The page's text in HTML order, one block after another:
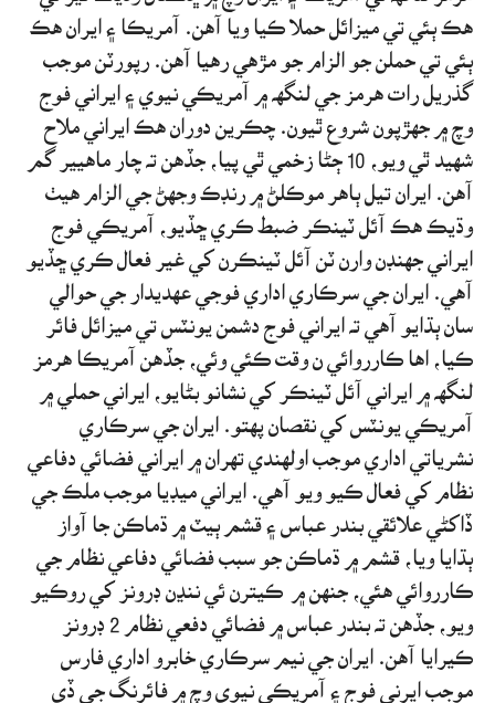
هڪ ٻئي تي ميزائل حملا ڪيا ويا آهن. آمريڪا ۽ ايران هڪ
ٻئي تي حملن جو الزام جو مڙهي رهيا آهن. رپورٽن موجب
گذريل رات هرمز جي لنگهه ۾ آمريڪي نيوي ۽ ايراني فوج
وچ ۾ جهڙپون شروع ٿيون. چڪرين دوران هڪ ايراني ملاح
شهيد ٿي ويو، 10 ڄڻا زخمي ٿي پيا، جڏهن ته چار ماهيير گم
آهن. ايران تيل ٻاهر موڪلڻ ۾ رنڊڪ وجهڻ جي الزام هيٺ
وڌيڪ هڪ آئل ٽينڪر ضبط ڪري ڇڏيو، آمريڪي فوج
ايراني جهنڊن وارن ٽن آئل ٽينڪرن کي غير فعال ڪري ڇڏيو
آهي. ايران جي سرڪاري اداري فوجي عهديدار جي حوالي
سان ٻڌايو آهي ته ايراني فوج دشمن يونٽس تي ميزائل فائر
ڪيا، اها ڪارروائي ن وقت ڪئي وئي، جڏهن آمريڪا هرمز
لنگهه ۾ ايراني آئل ٽينڪر کي نشانو بڻايو، ايراني حملي ۾
آمريڪي يونٽس کي نقصان پهتو. ايران جي سرڪاري
نشرياتي اداري موجب اولهندي تهران ۾ ايراني فضائي دفاعي
نظام کي فعال ڪيو ويو آهي. ايراني ميڊيا موجب ملڪ جي
ڏاکڻي علائقي بندر عباس ۽ قشم ٻيٽ ۾ ڌماڪن جا آواز
ٻڌايا ويا، قشم ۾ ڌماڪن جو سبب فضائي دفاعي نظام جي
ڪارروائي هئي، جنهن ۾ ڪيترن ئي ننڍن ڊرونز کي روڪيو
ويو، جڏهن ته بندر عباس ۾ فضائي دفعي نظام 2 ڊرونز
ڪيرايا آهن. ايران جي نيم سرڪاري خابرو اداري فارس
موجب ايرني فوج ۽ آمريڪي نيوي وچ ۾ فائرنگ جي ڏي